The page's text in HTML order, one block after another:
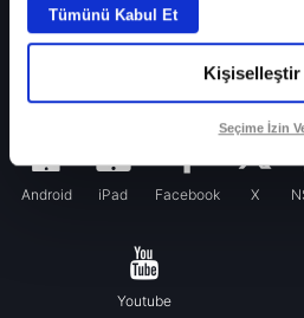
Tümünü Kabul Et
Kişiselleştir
Seçime İzin
Fenerbahçe’de sürpriz ayrılık ihtimali!
Fenerbahçe’nin yeni transferi Mason
Galatasaray’da rota yeniden Thiago Almada!
Android iPad Facebook X
Youtube